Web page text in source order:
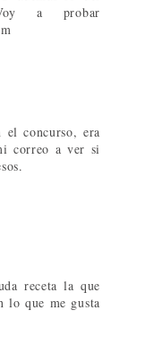
a probar
el concurso, era
correo a ver si
receta la que
lo que me gusta